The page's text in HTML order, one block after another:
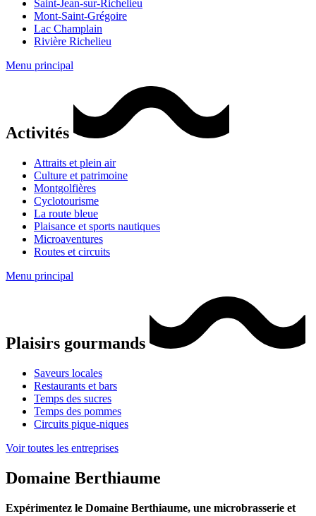
Saint-Jean-sur-Richelieu
Mont-Saint-Grégoire
Lac Champlain
Rivière Richelieu
Menu principal
Activités
Attraits et plein air
Culture et patrimoine
Montgolfières
Cyclotourisme
La route bleue
Plaisance et sports nautiques
Microaventures
Routes et circuits
Menu principal
Plaisirs gourmands
Saveurs locales
Restaurants et bars
Temps des sucres
Temps des pommes
Circuits pique-niques
Voir toutes les entreprises
Domaine Berthiaume
Expérimentez le Domaine Berthiaume, une microbrasserie et